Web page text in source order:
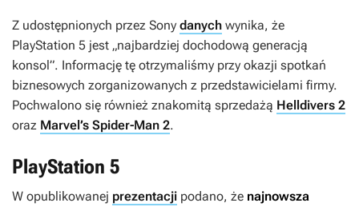
Z udostępnionych przez Sony danych wynika, że
PlayStation 5 jest „najbardziej dochodową generacją
konsol”. Informację tę otrzymaliśmy przy okazji spotkań
biznesowych zorganizowanych z przedstawicielami firmy.
Pochwalono się również znakomitą sprzedażą Helldivers 2
oraz Marvel’s Spider-Man 2.
PlayStation 5
W opublikowanej prezentacji podano, że najnowsza